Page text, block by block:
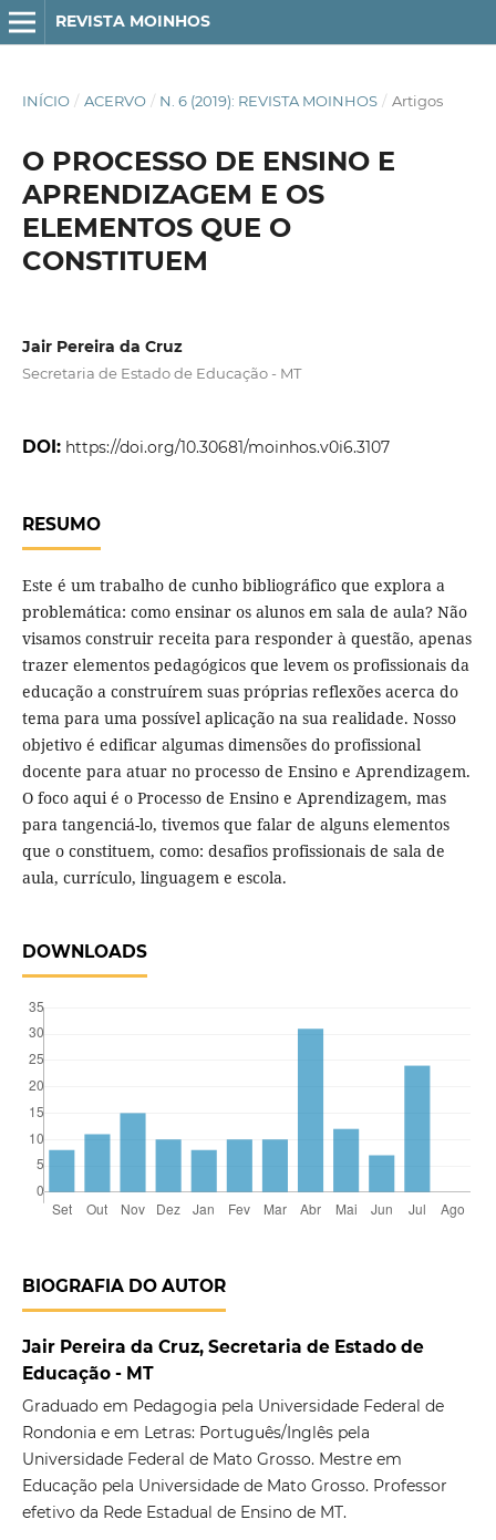
REVISTA MOINHOS
INÍCIO / ACERVO / N. 6 (2019): REVISTA MOINHOS / Artigos
O PROCESSO DE ENSINO E
APRENDIZAGEM E OS
ELEMENTOS QUE O
CONSTITUEM
Jair Pereira da Cruz
Secretaria de Estado de Educação - MT
DOI: https://doi.org/10.30681/moinhos.v0i6.3107
RESUMO
Este é um trabalho de cunho bibliográfico que explora a
problemática: como ensinar os alunos em sala de aula? Não
visamos construir receita para responder à questão, apenas
trazer elementos pedagógicos que levem os profissionais da
educação a construírem suas próprias reflexões acerca do
tema para uma possível aplicação na sua realidade. Nosso
objetivo é edificar algumas dimensões do profissional
docente para atuar no processo de Ensino e Aprendizagem.
O foco aqui é o Processo de Ensino e Aprendizagem, mas
para tangenciá-lo, tivemos que falar de alguns elementos
que o constituem, como: desafios profissionais de sala de
aula, currículo, linguagem e escola.
DOWNLOADS
BIOGRAFIA DO AUTOR
Jair Pereira da Cruz, Secretaria de Estado de
Educação - MT
Graduado em Pedagogia pela Universidade Federal de
Rondonia e em Letras: Português/Inglês pela
Universidade Federal de Mato Grosso. Mestre em
Educação pela Universidade de Mato Grosso. Professor
efetivo da Rede Estadual de Ensino de MT.